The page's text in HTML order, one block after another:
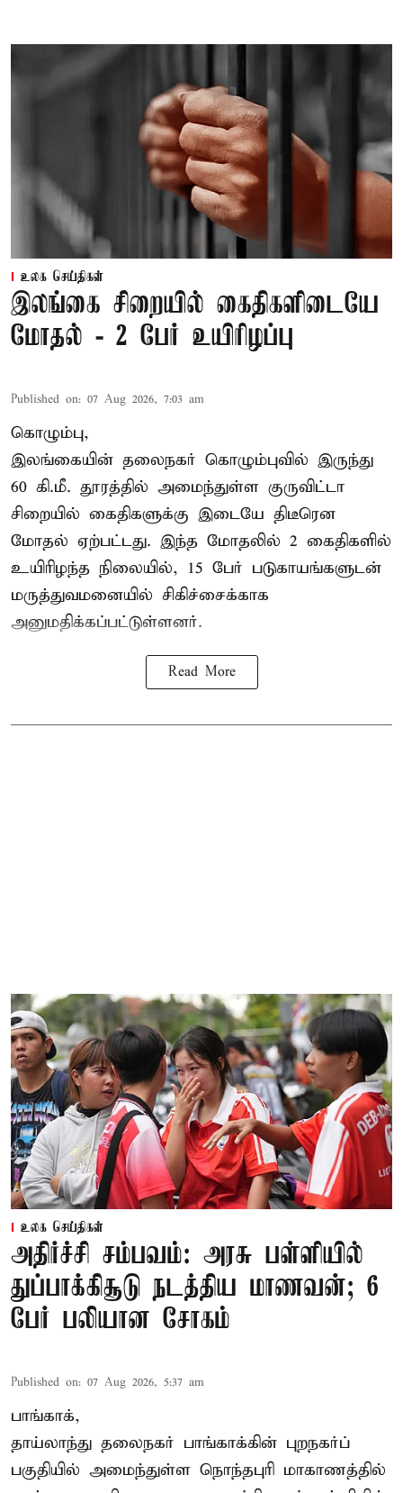
உலக செய்திகள்
இலங்கை சிறையில் கைதிகளிடையே
மோதல் - 2 பேர் உயிரிழப்பு
Published on: 07 Aug 2026, 7:03 am
கொழும்பு,
இலங்கையின் தலைநகர் கொழும்புவில் இருந்து
60 கி.மீ. தூரத்தில் அமைந்துள்ள குருவிட்டா
சிறையில் கைதிகளுக்கு இடையே திடீரென
மோதல் ஏற்பட்டது. இந்த மோதலில் 2 கைதிகளில்
உயிரிழந்த நிலையில், 15 பேர் படுகாயங்களுடன்
மருத்துவமனையில் சிகிச்சைக்காக
அனுமதிக்கப்பட்டுள்ளனர்.
Read More
உலக செய்திகள்
அதிர்ச்சி சம்பவம்: அரசு பள்ளியில்
துப்பாக்கிசூடு நடத்திய மாணவன்; 6
பேர் பலியான சோகம்
Published on: 07 Aug 2026, 5:37 am
பாங்காக்,
தாய்லாந்து தலைநகர் பாங்காக்கின் புறநகர்ப்
பகுதியில் அமைந்துள்ள நொந்தபுரி மாகாணத்தில்